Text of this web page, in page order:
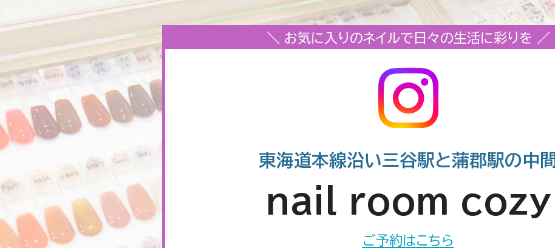
＼ お気に入りのネイルで日々の生活に彩りを ／
東海道本線沿い三谷駅と蒲郡駅の中間
nail room cozy
ご予約はこちら